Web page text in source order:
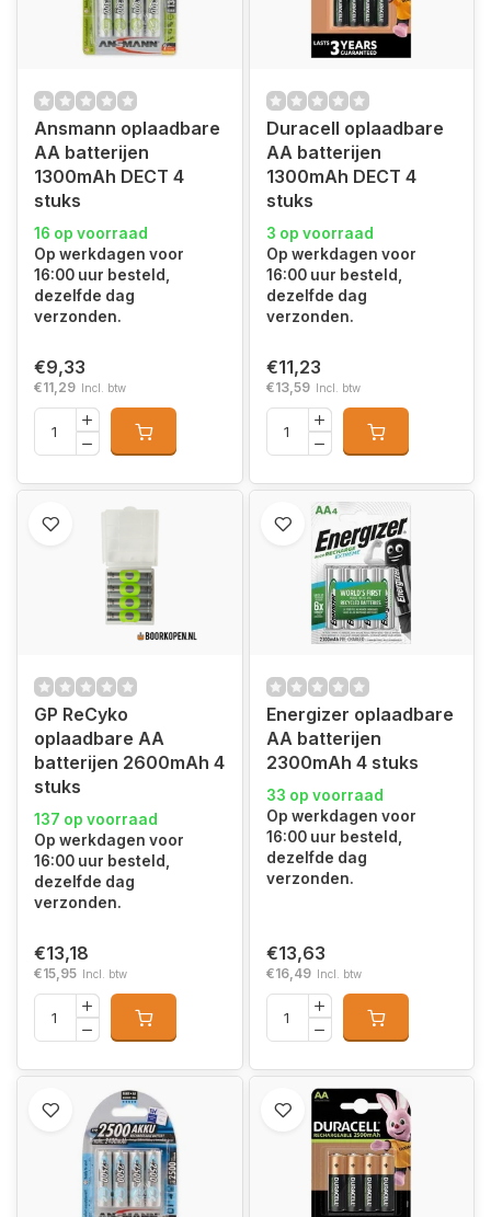
Ansmann oplaadbare
AA batterijen
1300mAh DECT 4
stuks
16 op voorraad
Op werkdagen voor
16:00 uur besteld,
dezelfde dag
verzonden.
€9,33
€11,29 Incl. btw
Duracell oplaadbare
AA batterijen
1300mAh DECT 4
stuks
3 op voorraad
Op werkdagen voor
16:00 uur besteld,
dezelfde dag
verzonden.
€11,23
€13,59 Incl. btw
GP ReCyko
oplaadbare AA
batterijen 2600mAh 4
stuks
137 op voorraad
Op werkdagen voor
16:00 uur besteld,
dezelfde dag
verzonden.
€13,18
€15,95 Incl. btw
Energizer oplaadbare
AA batterijen
2300mAh 4 stuks
33 op voorraad
Op werkdagen voor
16:00 uur besteld,
dezelfde dag
verzonden.
€13,63
€16,49 Incl. btw